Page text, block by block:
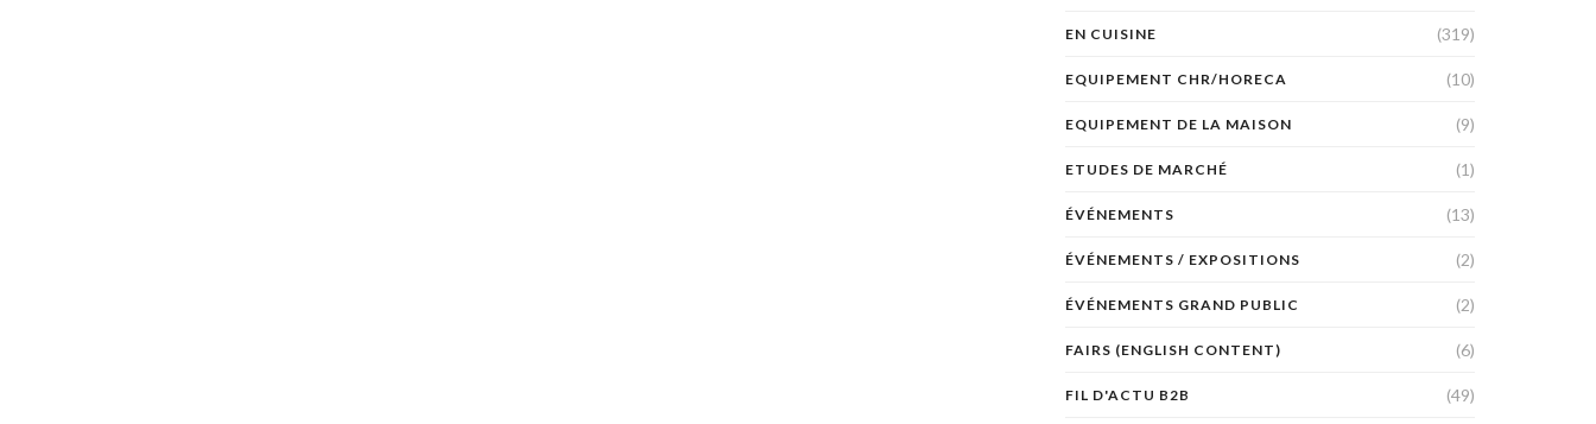
EN CUISINE (319)
EQUIPEMENT CHR/HORECA (10)
EQUIPEMENT DE LA MAISON (9)
ETUDES DE MARCHÉ (1)
ÉVÉNEMENTS (13)
ÉVÉNEMENTS / EXPOSITIONS (2)
ÉVÉNEMENTS GRAND PUBLIC (2)
FAIRS (ENGLISH CONTENT) (6)
FIL D'ACTU B2B (49)